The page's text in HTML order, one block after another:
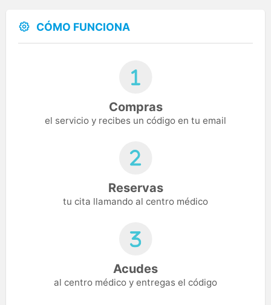
CÓMO FUNCIONA
Compras
el servicio y recibes un código en tu email
Reservas
tu cita llamando al centro médico
Acudes
al centro médico y entregas el código